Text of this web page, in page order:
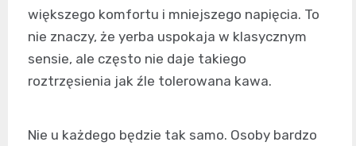
większego komfortu i mniejszego napięcia. To
nie znaczy, że yerba uspokaja w klasycznym
sensie, ale często nie daje takiego
roztrzęsienia jak źle tolerowana kawa.
Nie u każdego będzie tak samo. Osoby bardzo